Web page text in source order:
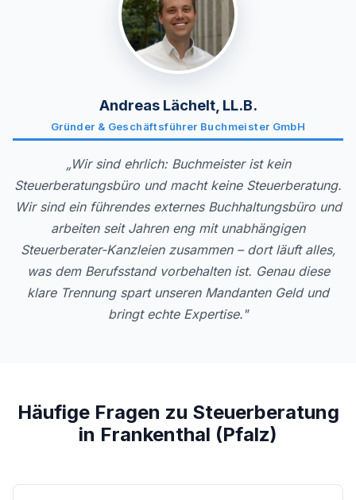
Andreas Lächelt, LL.B.
Gründer & Geschäftsführer Buchmeister GmbH
„Wir sind ehrlich: Buchmeister ist kein
Steuerberatungsbüro und macht keine Steuerberatung.
Wir sind ein führendes externes Buchhaltungsbüro und
arbeiten seit Jahren eng mit unabhängigen
Steuerberater-Kanzleien zusammen – dort läuft alles,
was dem Berufsstand vorbehalten ist. Genau diese
klare Trennung spart unseren Mandanten Geld und
bringt echte Expertise."
Häufige Fragen zu Steuerberatung
in Frankenthal (Pfalz)